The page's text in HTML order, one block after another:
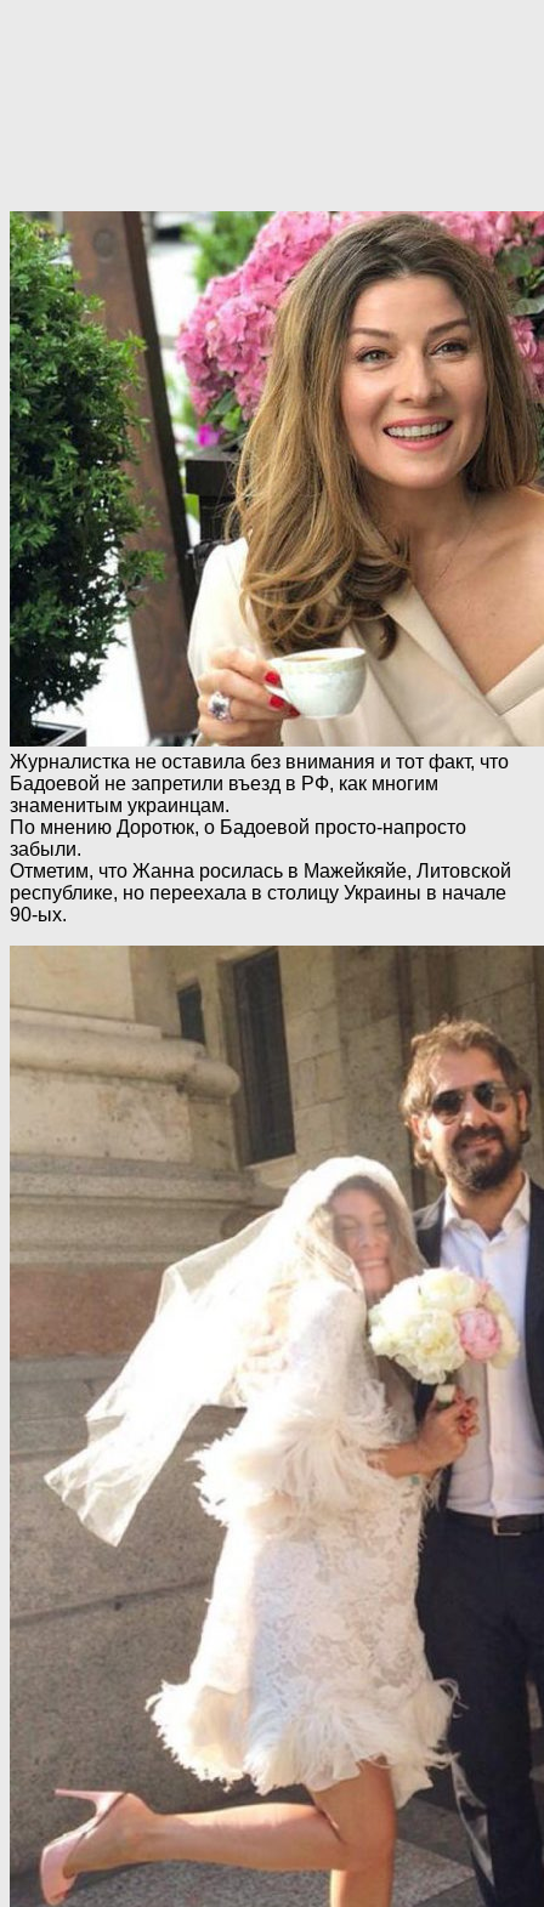
Журналистка не оставила без внимания и тот факт, что
Бадоевой не запретили въезд в РФ, как многим
знаменитым украинцам.
По мнению Доротюк, о Бадоевой просто-напросто
забыли.
Отметим, что Жанна росилась в Мажейкяйе, Литовской
республике, но переехала в столицу Украины в начале
90-ых.